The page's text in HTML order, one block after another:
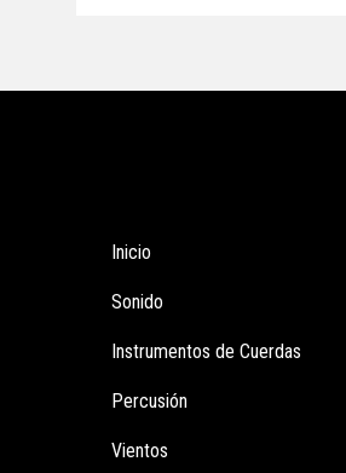
Inicio
Sonido
Instrumentos de Cuerdas
Percusión
Vientos